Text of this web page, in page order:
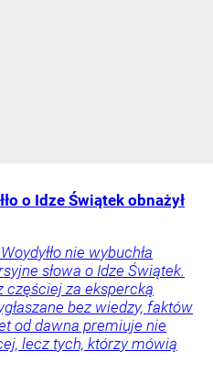
o Idze Świątek obnażył
nie wybuchła
słowa o Idze Świątek.
częściej za ekspercką
bez wiedzy, faktów
od dawna premiuje nie
lecz tych, którzy mówią